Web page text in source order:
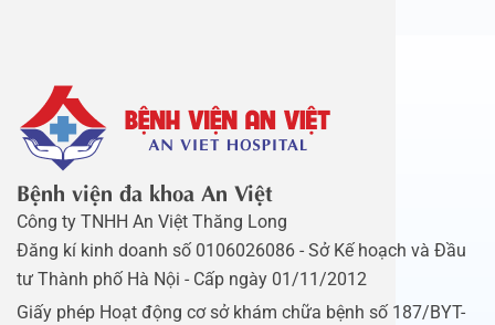
Bệnh viện đa khoa An Việt
Công ty TNHH An Việt Thăng Long
Đăng kí kinh doanh số 0106026086 - Sở Kế hoạch và Đầu
tư Thành phố Hà Nội - Cấp ngày 01/11/2012
Giấy phép Hoạt động cơ sở khám chữa bệnh số 187/BYT-